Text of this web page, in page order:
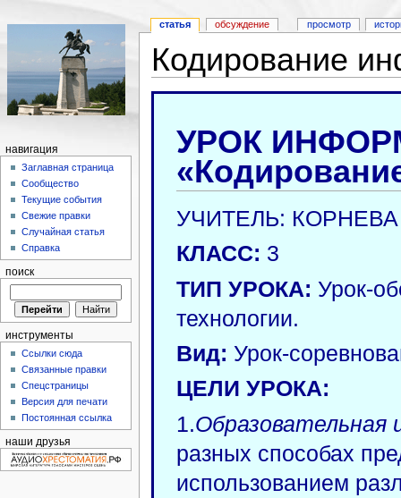
Кодирование
УРОК
УЧИТЕЛЬ:
КЛАСС: 3
ТИП УРОКА: Урок-
технологии.
Вид: Урок-
ЦЕЛИ УРОКА:
1.Образовательная
разных способах
использованием
статья обсуждение просмотр
навигация
Заглавная страница
Сообщество
Текущие события
Свежие правки
Случайная статья
Справка
поиск
инструменты
Ссылки сюда
Связанные правки
Спецстраницы
Версия для печати
Постоянная ссылка
наши друзья